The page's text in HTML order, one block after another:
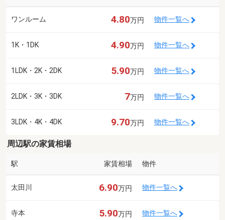
ワンルーム 4.80万円 物件一覧へ
1K・1DK 4.90万円 物件一覧へ
1LDK・2K・2DK 5.90万円 物件一覧へ
2LDK・3K・3DK 7万円 物件一覧へ
3LDK・4K・4DK 9.70万円 物件一覧へ
周辺駅の家賃相場
駅 家賃相場 物件
太田川 6.90万円 物件一覧へ
寺本 5.90万円 物件一覧へ